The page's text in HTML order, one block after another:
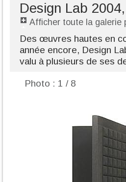
Design Lab
Afficher toute la galerie
Des œuvres hautes en
année encore, Design
valu à plusieurs de ses
Photo : 1 / 8